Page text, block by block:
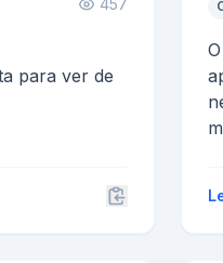
457
para ver de